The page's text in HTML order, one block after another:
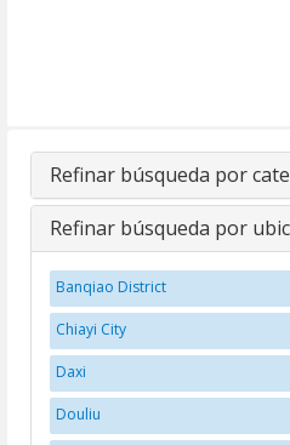
Refinar búsqueda por
Refinar búsqueda por
Banqiao District
Chiayi City
Daxi
Douliu